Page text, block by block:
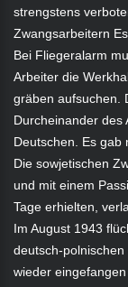
strengstens
Zwangsarbeitern
Bei Fliegeralarm
Arbeiter die
gräben aufsuchen.
Durcheinander des
Deutschen. Es gab
Die sowjetischen
und mit einem
Tage erhielten,
Im August 1943
deutsch-
wieder